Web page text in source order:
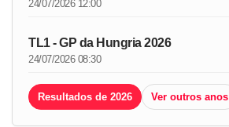
24/07/2026 12:00
TL1 - GP da Hungria 2026
24/07/2026 08:30
Resultados de 2026 Ver outros anos